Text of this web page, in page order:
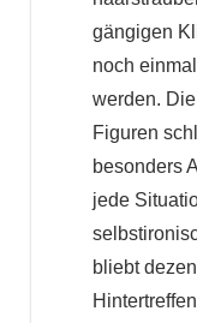
gängigen
noch
werden.
Figuren
besonders
jede
bliebt